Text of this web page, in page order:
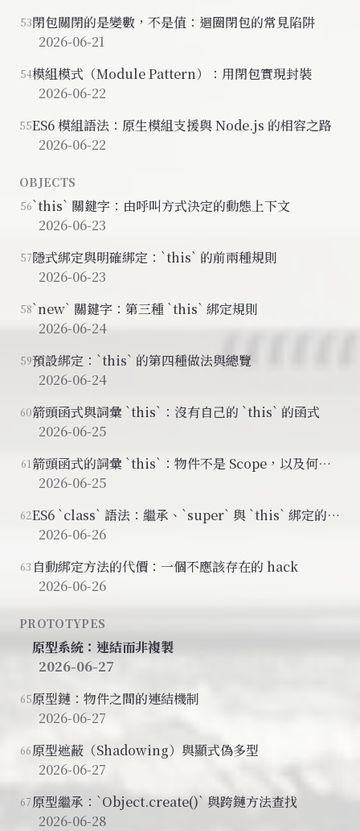
53閉包關閉的是變數，不是值：迴圈閉包的常見陷阱
2026-06-21
54模組模式（Module Pattern）：用閉包實現封裝
2026-06-22
55ES6 模組語法：原生模組支援與 Node.js 的相容之路
2026-06-22
OBJECTS
56`this` 關鍵字：由呼叫方式決定的動態上下文
2026-06-23
57隱式綁定與明確綁定：`this` 的前兩種規則
2026-06-23
58`new` 關鍵字：第三種 `this` 綁定規則
2026-06-24
59預設綁定：`this` 的第四種做法與總覽
2026-06-24
60箭頭函式與詞彙 `this`：沒有自己的 `this` 的函式
2026-06-25
61 箭頭函式的詞彙 `this`：物件不是 Scope，以及何時
該用箭頭函式
2026-06-25
62ES6 `class` 語法：繼承、`super` 與 `this` 綁定的陷
阱
2026-06-26
63 自動綁定方法的代價：一個不應該存在的 hack
2026-06-26
PROTOTYPES
原型系統：連結而非複製
2026-06-27
65原型鏈：物件之間的連結機制
2026-06-27
66原型遮蔽（Shadowing）與顯式偽多型
2026-06-27
67原型繼承：`Object.create()` 與跨鏈方法查找
2026-06-28